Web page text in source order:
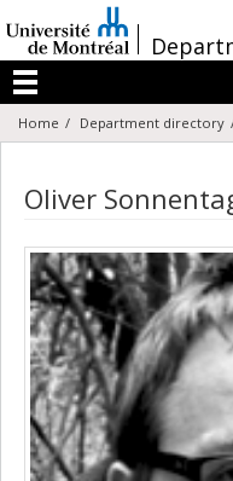
au
contenu
/
Menu
Home Department directory
Oliver